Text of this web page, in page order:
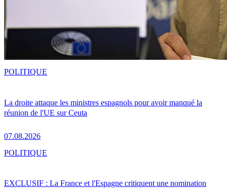
La droite attaque les ministres espagnols pour avoir manqué la
réunion de l'UE sur Ceuta
07.08.2026
POLITIQUE
EXCLUSIF : La France et l'Espagne critiquent une nomination
POLITIQUE